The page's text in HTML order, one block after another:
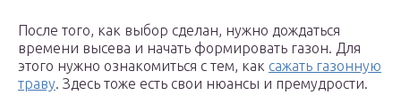
После того, как выбор сделан, нужно дождаться
времени высева и начать формировать газон. Для
этого нужно ознакомиться с тем, как сажать газонную
траву. Здесь тоже есть свои нюансы и премудрости.